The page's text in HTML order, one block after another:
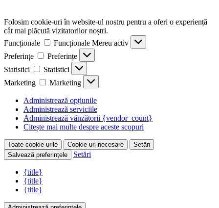
Folosim cookie-uri în website-ul nostru pentru a oferi o experiență
cât mai plăcută vizitatorilor noștri.
Funcționale
Funcționale Mereu activ
Preferințe
Preferințe
Statistici
Statistici
Marketing
Marketing
Administrează opțiunile
Administrează serviciile
Administrează vânzătorii {vendor_count}
Citește mai multe despre aceste scopuri
Toate cookie-urile Cookie-uri necesare
Setări
Salvează preferințele
Setări
{title}
{title}
{title}